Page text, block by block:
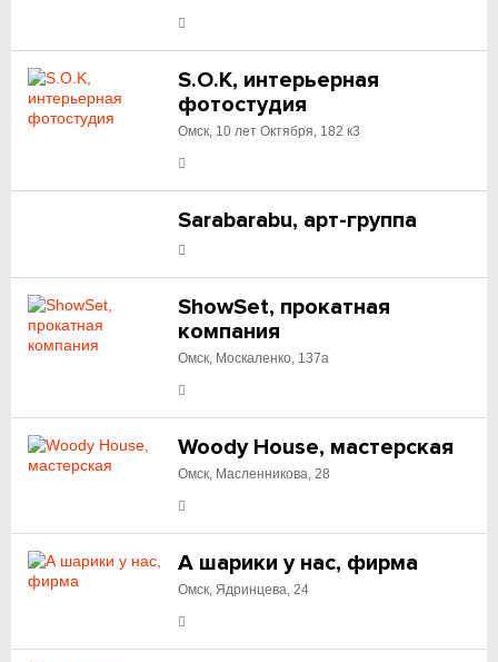
S.O.K, интерьерная
фотостудия
Омск, 10 лет Октября, 182 к3
Sarabarabu, арт-группа
ShowSet, прокатная
компания
Омск, Москаленко, 137а
Woody House, мастерская
Омск, Масленникова, 28
А шарики у нас, фирма
Омск, Ядринцева, 24